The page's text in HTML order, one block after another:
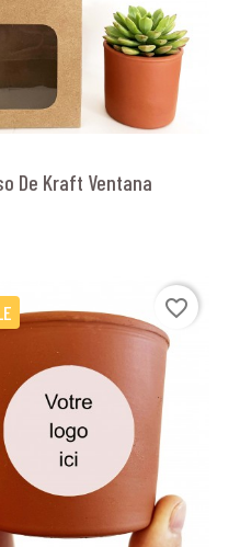
De Kraft Ventana
favorite_border